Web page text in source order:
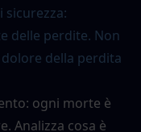
sicurezza:
delle perdite. Non
della perdita
ogni morte è
Analizza cosa è